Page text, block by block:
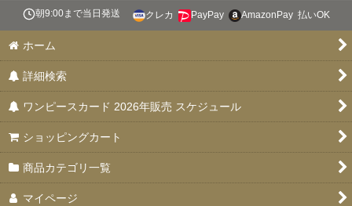
朝9:00まで当日発送 クレカ PayPay AmazonPay 払いOK
ホーム
詳細検索
ワンピースカード 2026年販売 スケジュール
ショッピングカート
商品カテゴリ一覧
マイページ